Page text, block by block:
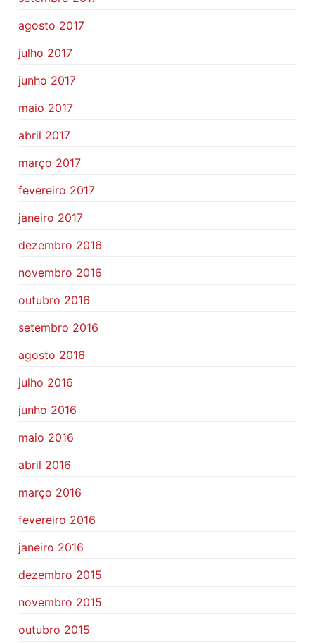
agosto 2017
julho 2017
junho 2017
maio 2017
abril 2017
março 2017
fevereiro 2017
janeiro 2017
dezembro 2016
novembro 2016
outubro 2016
setembro 2016
agosto 2016
julho 2016
junho 2016
maio 2016
abril 2016
março 2016
fevereiro 2016
janeiro 2016
dezembro 2015
novembro 2015
outubro 2015